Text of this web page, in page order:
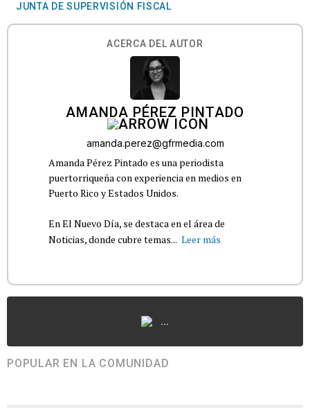
JUNTA DE SUPERVISIÓN FISCAL
ACERCA DEL AUTOR
AMANDA PÉREZ PINTADO
amanda.perez@gfrmedia.com
Amanda Pérez Pintado es una periodista
puertorriqueña con experiencia en medios en
Puerto Rico y Estados Unidos.
En El Nuevo Día, se destaca en el área de
Noticias, donde cubre temas... Leer más
...
POPULAR EN LA COMUNIDAD